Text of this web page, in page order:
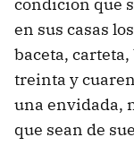
en sus casas
baceta,
treinta y
una envidada,
que sean de